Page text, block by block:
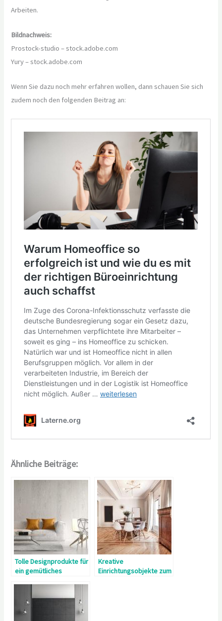
Arbeiten.
Bildnachweis:
Prostock-studio – stock.adobe.com
Yury – stock.adobe.com
Wenn Sie dazu noch mehr erfahren wollen, dann schauen Sie sich
zudem noch den folgenden Beitrag an:
Ähnliche Beiträge:
Tolle Designprodukte für
ein gemütliches
Kreative
Einrichtungsobjekte zum